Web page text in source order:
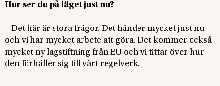
Hur ser du på läget just nu?
– Det här är stora frågor. Det händer mycket just nu
och vi har mycket arbete att göra. Det kommer också
mycket ny lagstiftning från EU och vi tittar över hur
den förhåller sig till vårt regelverk.